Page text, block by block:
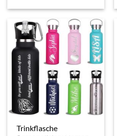
Sport I…
Trinkflasche